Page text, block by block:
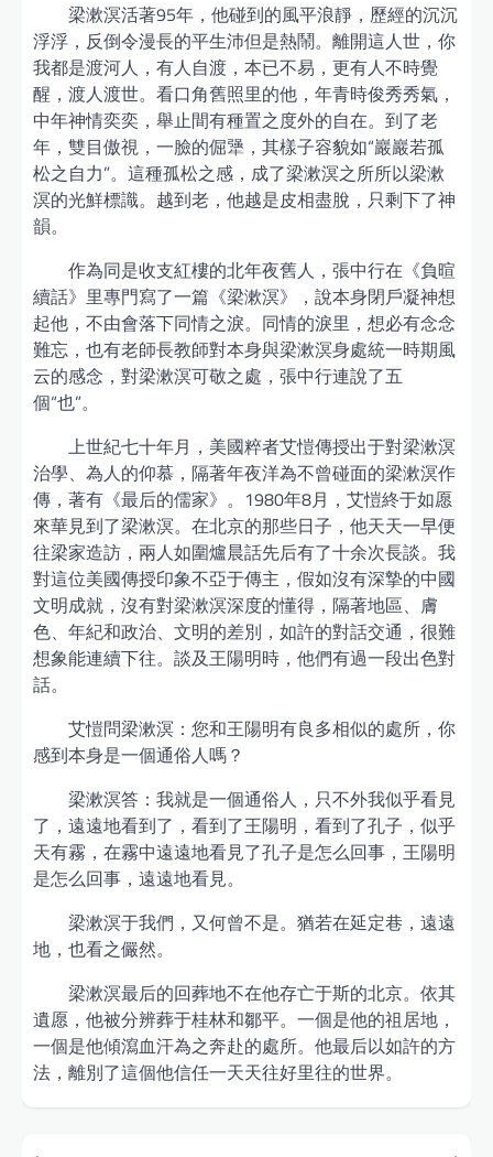
梁漱溟活著95年，他碰到的風平浪靜，歷經的沉沉
浮浮，反倒令漫長的平生沛但是熱鬧。離開這人世，你
我都是渡河人，有人自渡，本已不易，更有人不時覺
醒，渡人渡世。看口角舊照里的他，年青時俊秀秀氣，
中年神情奕奕，舉止間有種置之度外的自在。到了老
年，雙目傲視，一臉的倔犟，其樣子容貌如“巖巖若孤
松之自力”。這種孤松之感，成了梁漱溟之所所以梁漱
溟的光鮮標識。越到老，他越是皮相盡脫，只剩下了神
韻。
作為同是收支紅樓的北年夜舊人，張中行在《負暄
續話》里專門寫了一篇《梁漱溟》，說本身閉戶凝神想
起他，不由會落下同情之淚。同情的淚里，想必有念念
難忘，也有老師長教師對本身與梁漱溟身處統一時期風
云的感念，對梁漱溟可敬之處，張中行連說了五
個“也”。
上世紀七十年月，美國粹者艾愷傳授出于對梁漱溟
治學、為人的仰慕，隔著年夜洋為不曾碰面的梁漱溟作
傳，著有《最后的儒家》。1980年8月，艾愷終于如愿
來華見到了梁漱溟。在北京的那些日子，他天天一早便
往梁家造訪，兩人如圍爐晨話先后有了十余次長談。我
對這位美國傳授印象不亞于傳主，假如沒有深摯的中國
文明成就，沒有對梁漱溟深度的懂得，隔著地區、膚
色、年紀和政治、文明的差別，如許的對話交通，很難
想象能連續下往。談及王陽明時，他們有過一段出色對
話。
艾愷問梁漱溟：您和王陽明有良多相似的處所，你
感到本身是一個通俗人嗎？
梁漱溟答：我就是一個通俗人，只不外我似乎看見
了，遠遠地看到了，看到了王陽明，看到了孔子，似乎
天有霧，在霧中遠遠地看見了孔子是怎么回事，王陽明
是怎么回事，遠遠地看見。
梁漱溟于我們，又何曾不是。猶若在延定巷，遠遠
地，也看之儼然。
梁漱溟最后的回葬地不在他存亡于斯的北京。依其
遺愿，他被分辨葬于桂林和鄒平。一個是他的祖居地，
一個是他傾瀉血汗為之奔赴的處所。他最后以如許的方
法，離別了這個他信任一天天往好里往的世界。
Post